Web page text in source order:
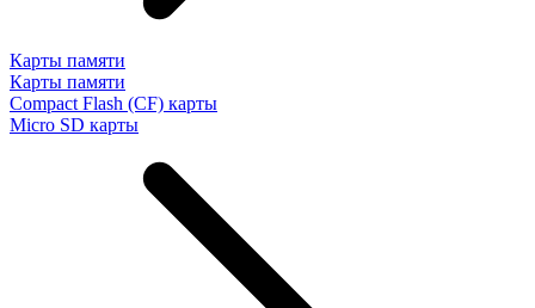
Карты памяти
Карты памяти
Compact Flash (CF) карты
Micro SD карты